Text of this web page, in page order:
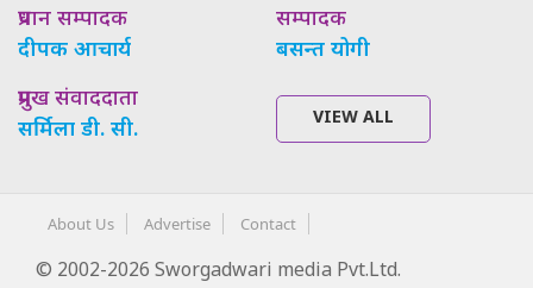
प्रधान सम्पादक
दीपक आचार्य
सम्पादक
बसन्त योगी
प्रमुख संवाददाता
सर्मिला डी. सी.
VIEW ALL
About Us Advertise Contact
© 2002-2026 Sworgadwari media Pvt.Ltd.